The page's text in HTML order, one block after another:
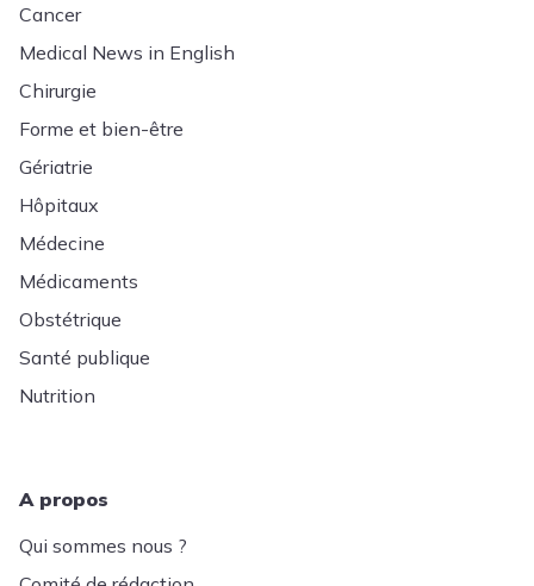
Cancer
Medical News in English
Chirurgie
Forme et bien-être
Gériatrie
Hôpitaux
Médecine
Médicaments
Obstétrique
Santé publique
Nutrition
A propos
Qui sommes nous ?